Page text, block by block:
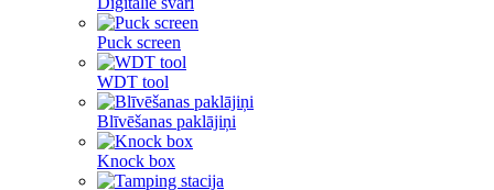
Puck screen
WDT tool
Blīvēšanas paklājiņi
Knock box